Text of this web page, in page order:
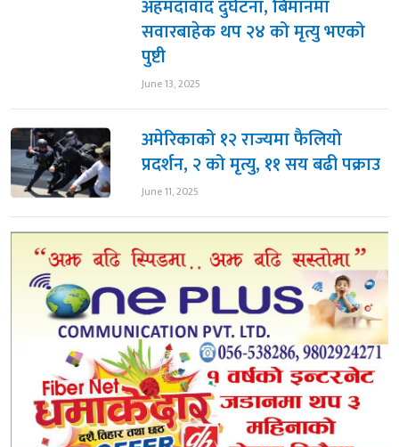
अहमदावाद दुर्घटना, बिमानमा
सवारबाहेक थप २४ को मृत्यु भएको
पुष्टी
June 13, 2025
अमेरिकाको १२ राज्यमा फैलियो
प्रदर्शन, २ को मृत्यु, ११ सय बढी पक्राउ
June 11, 2025